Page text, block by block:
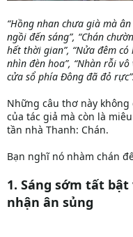
“Hồng nhan chưa già mà
ngồi đến sáng”, “Chán
hết thời gian”, “Nửa đêm
nhìn đèn hoa”, “Nhàn rỗi
cửa sổ phía Đông đã đỏ
Những câu thơ này
của tác giả mà còn là
tần nhà Thanh: Chán.
Bạn nghĩ nó nhàm chán
1. Sáng sớm tất
nhận ân sủng